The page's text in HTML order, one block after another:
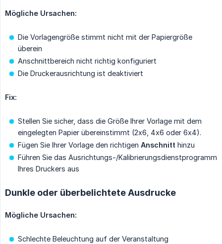
Mögliche Ursachen:
Die Vorlagengröße stimmt nicht mit der Papiergröße
überein
Anschnittbereich nicht richtig konfiguriert
Die Druckerausrichtung ist deaktiviert
Fix:
Stellen Sie sicher, dass die Größe Ihrer Vorlage mit dem
eingelegten Papier übereinstimmt (2x6, 4x6 oder 6x4).
Fügen Sie Ihrer Vorlage den richtigen Anschnitt hinzu
Führen Sie das Ausrichtungs-/Kalibrierungsdienstprogramm
Ihres Druckers aus
Dunkle oder überbelichtete Ausdrucke
Mögliche Ursachen:
Schlechte Beleuchtung auf der Veranstaltung